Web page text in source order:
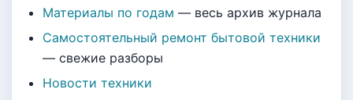
Материалы по годам — весь архив журнала
Самостоятельный ремонт бытовой техники
— свежие разборы
Новости техники